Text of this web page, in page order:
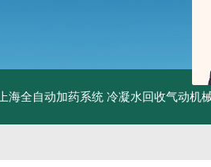
上海全自动加药系统 冷凝水回收气动机